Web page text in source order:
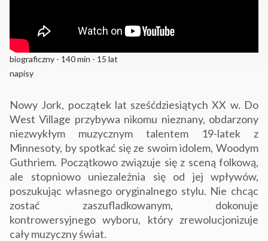
biograficzny - 140 min - 15 lat
napisy
Nowy Jork, początek lat sześćdziesiątych XX w. Do
West Village przybywa nikomu nieznany, obdarzony
niezwykłym muzycznym talentem 19-latek z
Minnesoty, by spotkać się ze swoim idolem, Woodym
Guthriem. Początkowo związuje się z sceną folkową,
ale stopniowo uniezależnia się od jej wpływów,
poszukując własnego oryginalnego stylu. Nie chcąc
zostać zaszufladkowanym, dokonuje
kontrowersyjnego wyboru, który zrewolucjonizuje
cały muzyczny świat.